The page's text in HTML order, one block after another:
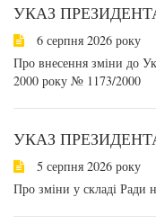
УКАЗ
6 серпня 2026 року
Про внесення зміни до
2000 року № 1173/2000
УКАЗ
5 серпня 2026 року
Про зміни у складі Ради